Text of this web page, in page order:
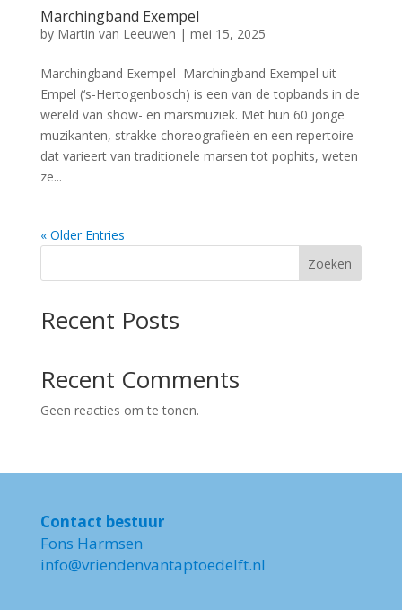
Marchingband Exempel
by Martin van Leeuwen | mei 15, 2025
Marchingband Exempel Marchingband Exempel uit
Empel (‘s-Hertogenbosch) is een van de topbands in de
wereld van show- en marsmuziek. Met hun 60 jonge
muzikanten, strakke choreografieën en een repertoire
dat varieert van traditionele marsen tot pophits, weten
ze...
« Older Entries
Zoeken
Recent Posts
Recent Comments
Geen reacties om te tonen.
Contact bestuur
Fons Harmsen
info@vriendenvantaptoedelft.nl